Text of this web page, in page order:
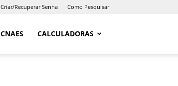
Criar/Recuperar Senha Como Pesquisar
CNAES CALCULADORAS